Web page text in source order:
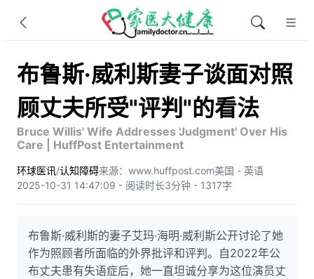
布鲁斯·威利斯妻子谈面对照
顾丈夫所受"评判"的看法
Bruce Willis' Wife Addresses 'Judgment' Over His
Care | HuffPost Entertainment
环球医讯/认知障碍来源：www.huffpost.com美国 - 英语
2025-10-31 14:47:09 - 阅读时长3分钟 - 1317字
布鲁斯·威利斯的妻子艾玛·海明·威利斯公开讨论了她
作为照顾者所面临的外界批评和评判。自2022年公
布丈夫患有失语症后，她一直坦诚分享为这位演员丈